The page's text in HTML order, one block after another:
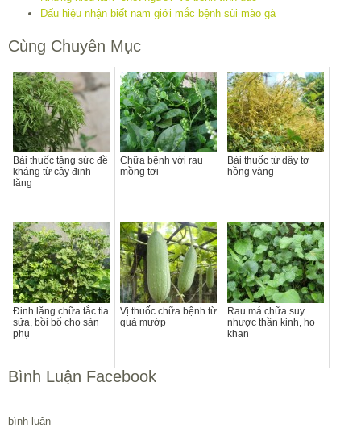
Dấu hiệu nhận biết nam giới mắc bệnh sùi mào gà
Cùng Chuyên Mục
Bài thuốc tăng sức đề
kháng từ cây đinh
lăng
Chữa bệnh với rau
mồng tơi
Bài thuốc từ dây tơ
hồng vàng
Đinh lăng chữa tắc tia
sữa, bồi bổ cho sản
phụ
Vị thuốc chữa bệnh từ
quả mướp
Rau má chữa suy
nhược thần kinh, ho
khan
Bình Luận Facebook
bình luận